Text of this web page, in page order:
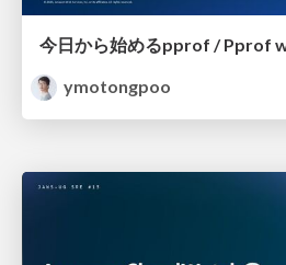
ymotongpoo